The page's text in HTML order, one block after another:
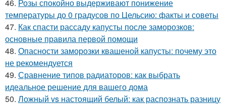
46. Розы спокойно выдерживают понижение
температуры до 0 градусов по Цельсию: факты и советы
47. Как спасти рассаду капусты после заморозков:
основные правила первой помощи
48. Опасности заморозки квашеной капусты: почему это
не рекомендуется
49. Сравнение типов радиаторов: как выбрать
идеальное решение для вашего дома
50. Ложный vs настоящий белый: как распознать разницу